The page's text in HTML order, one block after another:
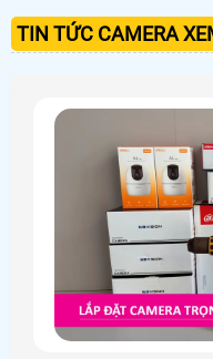
TIN TỨC CAMERA